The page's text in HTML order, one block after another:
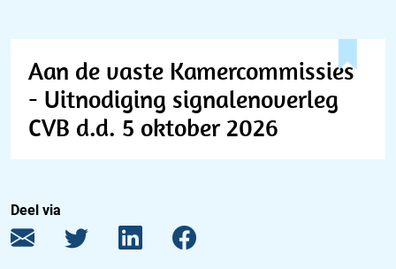
Aan de vaste Kamercommissies
- Uitnodiging signalenoverleg
CVB d.d. 5 oktober 2026
Deel via